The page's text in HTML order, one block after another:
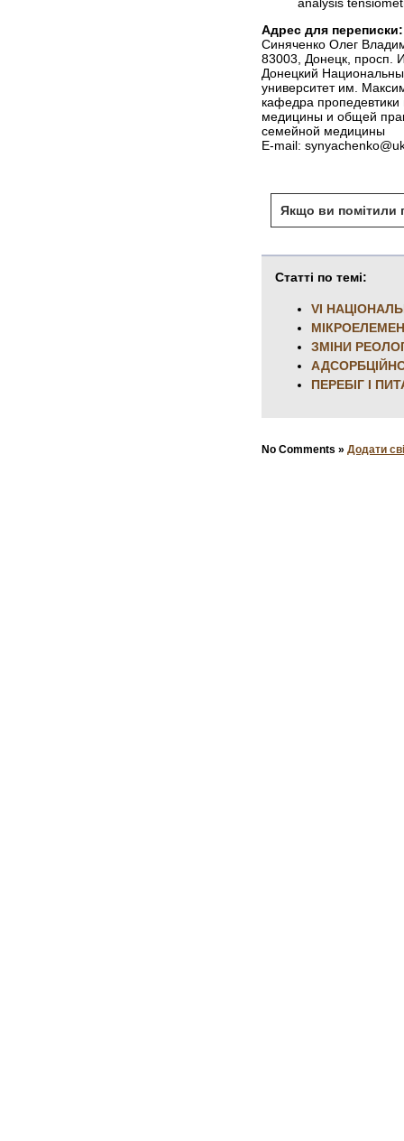
analysis
Адрес для переписки:
Синяченко Олег
83003, Донецк, просп.
Донецкий
университет им.
кафедра пропедевтики
медицины и общей
семейной медицины
Е-mail:
Якщо ви помітили
Статті по темі:
VI
ЗМІНИ
ПЕРЕБІГ І
No Comments » Додати